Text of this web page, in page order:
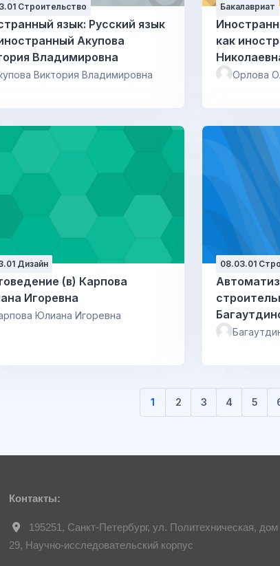
Строительство
язык: Русский язык
Акупова
Владимировна
Виктория Владимировна
Бакалавриат
как иностранный
Орлова
Дизайн
(в) Карпова
Игоревна
Юлиана Игоревна
08.03.01
1
(текущая)
2 3 4 5
Контакты:
195251, Санкт-Петербург, ул. Политехническая, дом
29, Научно-исследовательский корпус